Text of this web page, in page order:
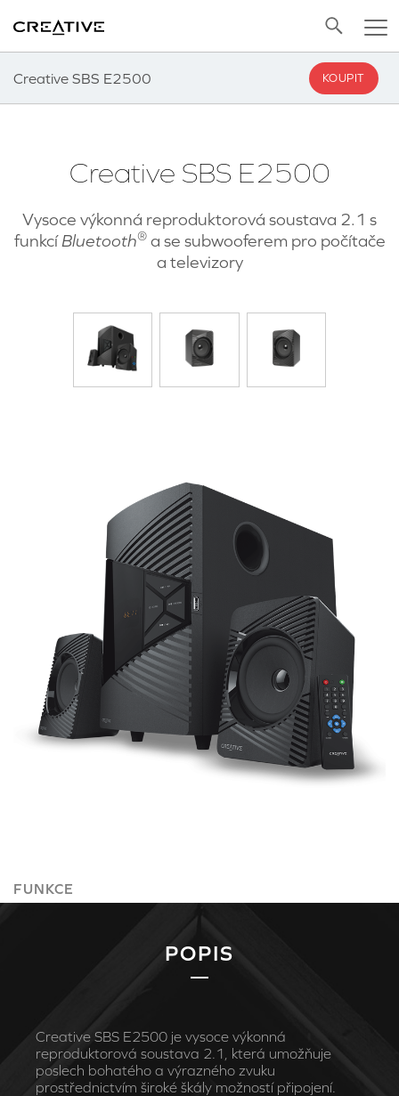
Creative SBS E2500 KOUPIT
Back to Top
Creative SBS E2500
Vysoce výkonná reproduktorová soustava 2.1 s
funkcíBluetooth®a se subwooferem pro počítače
a televizory
FUNKCE
POPIS
Creative SBS E2500 je vysoce výkonná
reproduktorová soustava 2.1, která umožňuje
poslech bohatého a výrazného zvuku
prostřednictvím široké škály možností připojení.